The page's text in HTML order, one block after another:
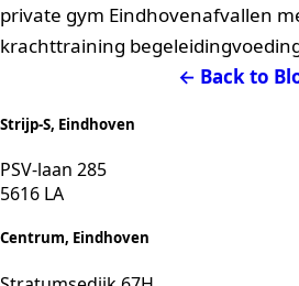
private gym Eindhovenafvallen
krachttraining begeleiding
← Back to
Strijp-S, Eindhoven
PSV-laan 285
5616 LA
Centrum, Eindhoven